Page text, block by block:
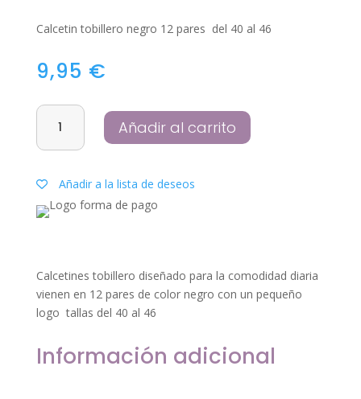
Calcetin tobillero negro 12 pares del 40 al 46
9,95 €
Calcetin
tobillero
negro
de
12
40-
46
cantidad
Añadir al carrito
Añadir a la lista de deseos
Calcetines tobillero diseñado para la comodidad diaria
vienen en 12 pares de color negro con un pequeño
logo tallas del 40 al 46
Información adicional